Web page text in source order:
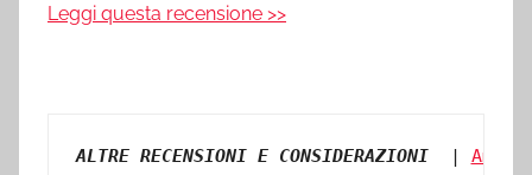
Leggi questa recensione >>
ALTRE RECENSIONI E CONSIDERAZIONI |